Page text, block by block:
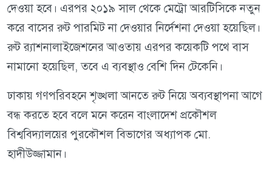
দেওয়া হবে। এরপর ২০১৯ সাল থেকে মেট্রো আরটিসিকে নতুন
করে বাসের রুট পারমিট না দেওয়ার নির্দেশনা দেওয়া হয়েছিল।
রুট র‍্যাশনালাইজেশনের আওতায় এরপর কয়েকটি পথে বাস
নামানো হয়েছিল, তবে এ ব্যবস্থাও বেশি দিন টেকেনি।
ঢাকায় গণপরিবহনে শৃঙ্খলা আনতে রুট নিয়ে অব্যবস্থাপনা আগে
বন্ধ করতে হবে বলে মনে করেন বাংলাদেশ প্রকৌশল
বিশ্ববিদ্যালয়ের পুরকৌশল বিভাগের অধ্যাপক মো.
হাদীউজ্জামান।